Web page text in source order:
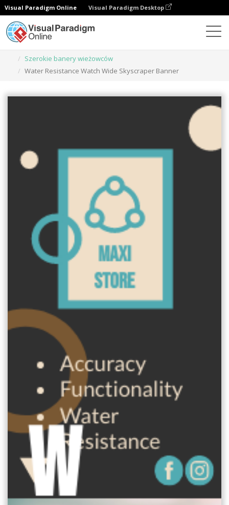
Visual Paradigm Online Visual Paradigm Desktop
Szerokie banery wieżowców
Water Resistance Watch Wide Skyscraper Banner